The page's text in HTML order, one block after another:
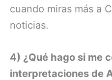
cuando miras más a
noticias.
4) ¿Qué hago si me
interpretaciones de